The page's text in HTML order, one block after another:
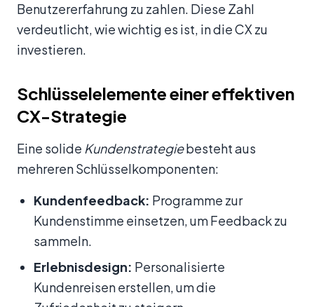
Benutzererfahrung zu zahlen. Diese Zahl
verdeutlicht, wie wichtig es ist, in die CX zu
investieren.
Schlüsselelemente einer effektiven
CX-Strategie
Eine solide Kundenstrategiebesteht aus
mehreren Schlüsselkomponenten:
Kundenfeedback: Programme zur
Kundenstimme einsetzen, um Feedback zu
sammeln.
Erlebnisdesign: Personalisierte
Kundenreisen erstellen, um die